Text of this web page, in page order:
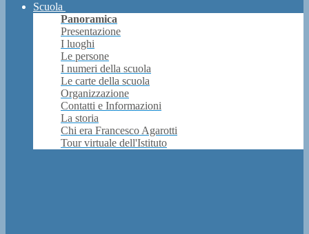
Scuola
Panoramica
Presentazione
I luoghi
Le persone
I numeri della scuola
Le carte della scuola
Organizzazione
Contatti e Informazioni
La storia
Chi era Francesco Agarotti
Tour virtuale dell'Istituto